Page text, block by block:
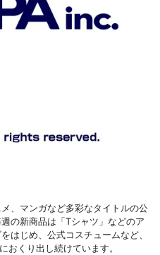
、マンガなど多彩なタイトルの公
の新商品は「Tシャツ」などのア
はじめ、公式コスチュームなど、
くり出し続けています。